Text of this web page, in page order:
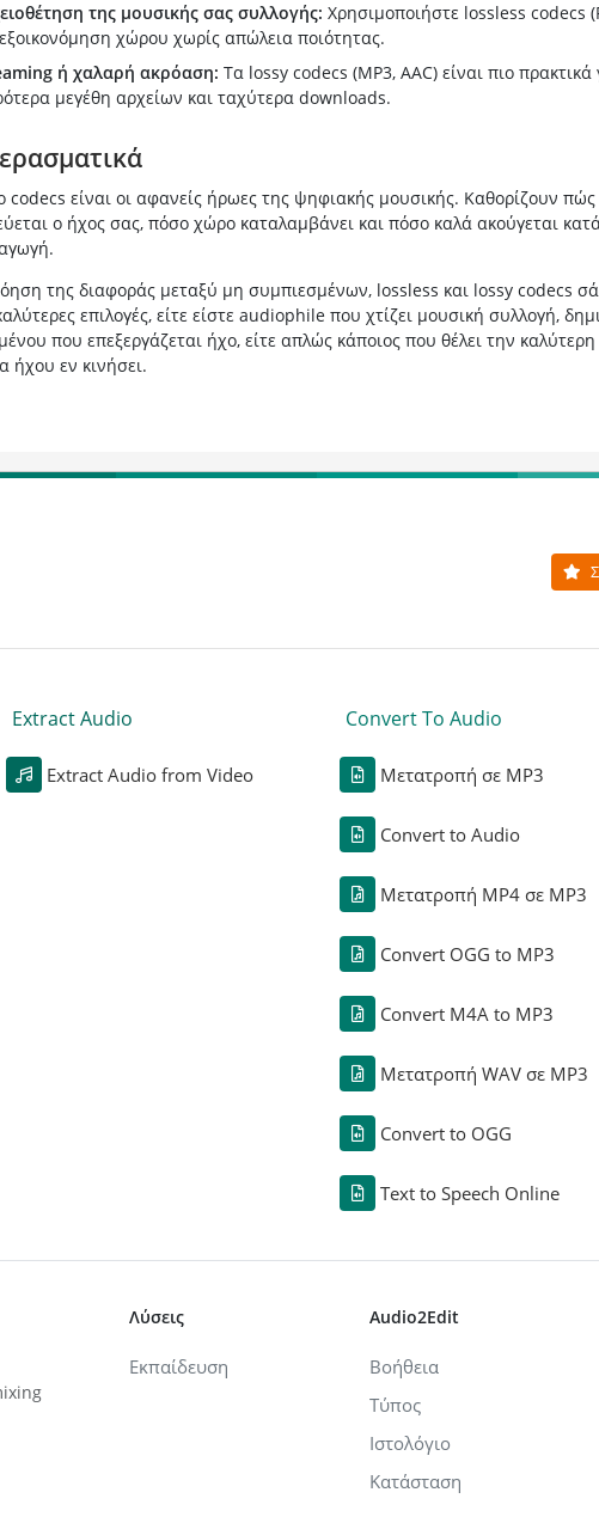
της μουσικής σας συλλογής: Χρησιμοποιήστε lossless codecs
χώρου χωρίς απώλεια ποιότητας.
ή χαλαρή ακρόαση: Τα lossy codecs (MP3, AAC) είναι πιο πρακτικά
μεγέθη αρχείων και ταχύτερα downloads.
codecs είναι οι αφανείς ήρωες της ψηφιακής μουσικής. Καθορίζουν πώς
ο ήχος σας, πόσο χώρο καταλαμβάνει και πόσο καλά ακούγεται
της διαφοράς μεταξύ μη συμπιεσμένων, lossless και lossy codecs
επιλογές, είτε είστε audiophile που χτίζει μουσική συλλογή,
που επεξεργάζεται ήχο, είτε απλώς κάποιος που θέλει την
ήχου εν κινήσει.
Extract Audio
Extract Audio from Video
Convert To Audio
Μετατροπή σε MP3
Convert to Audio
Μετατροπή MP4 σε MP3
Convert OGG to MP3
Convert M4A to MP3
Μετατροπή WAV σε MP3
Convert to OGG
Text to Speech Online
Λύσεις
Εκπαίδευση
Audio2Edit
Βοήθεια
Τύπος
Ιστολόγιο
Κατάσταση